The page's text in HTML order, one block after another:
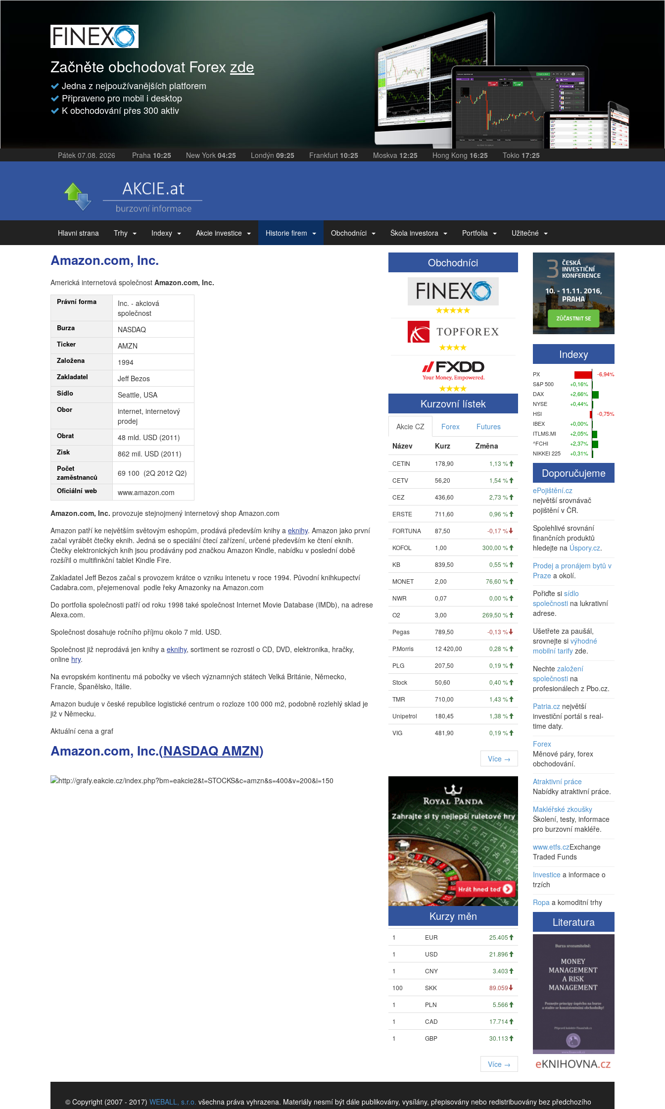
Začněte obchodovat Forex zde
Jedna z nejpoužívanějších platforem
Připraveno pro mobil i desktop
K obchodování přes 300 aktiv
Pátek 07.08. 2026 Praha 10:25 New York 04:25 Londýn 09:25 Frankfurt 10:25 Moskva 12:25 Hong Kong 16:25 Tokio 17:25
Hlavni strana Trhy Indexy Akcie investice Historie firem Obchodníci Škola investora Portfolia Užitečné
Amazon.com, Inc.
Americká internetová společnost Amazon.com, Inc.
Právní forma
Inc. - akciová
společnost
Burza NASDAQ
Ticker AMZN
Založena 1994
Zakladatel Jeff Bezos
Sídlo Seattle, USA
Obor
internet, internetový
prodej
Obrat 48 mld. USD (2011)
Zisk 862 mil. USD (2011)
Počet
zaměstnanců
69 100 (2Q 2012 Q2)
Oficiální web www.amazon.com
Amazon.com, Inc. provozuje stejnojmený internetový shop Amazon.com
Amazon patří ke největším světovým eshopům, prodává především knihy a eknihy. Amazon jako první
začal vyrábět čtečky eknih. Jedná se o speciální čtecí zařízení, určené především ke čtení eknih.
Čtečky elektronických knih jsou prodávány pod značkou Amazon Kindle, nabídku v poslední době
rozšířil o multifinkční tablet Kindle Fire.
Zakladatel Jeff Bezos začal s provozem krátce o vzniku intenetu v roce 1994. Původní knihkupectví
Cadabra.com, přejemenoval podle řeky Amazonky na Amazon.com
Do portfolia společnosti patří od roku 1998 také společnost Internet Movie Database (IMDb), na adrese
Alexa.com.
Společnost dosahuje ročního příjmu okolo 7 mld. USD.
Společnost již neprodává jen knihy a eknihy, sortiment se rozrostl o CD, DVD, elektronika, hračky,
online hry.
Na evropském kontinentu má pobočky ve všech významných státech Velká Británie, Německo,
Francie, Španělsko, Itálie.
Amazon buduje v české republice logistické centrum o rozloze 100 000 m2, podobně rozlehlý sklad je
již v Německu.
Aktuální cena a graf
Amazon.com, Inc.(NASDAQ AMZN)
Obchodníci
Kurzovní lístek
Akcie CZ Forex
Futures
Název
Kurz Změna
CETIN 178,90
1,13 %
CETV
56,20
1,54 %
CEZ
436,60
2,73 %
ERSTE
711,60
0,96 %
FORTUNA
87,50
-0,17 %
KOFOL
1,00
300,00 %
KB
839,50
0,55 %
MONET
2,00
76,60 %
NWR
0,07
0,00 %
O2
3,00
269,50 %
Pegas
789,50
-0,13 %
P.Morris
12 420,00
0,28 %
PLG
207,50
0,19 %
Stock
50,60
0,40 %
TMR
710,00
1,43 %
Unipetrol
180,45
1,38 %
VIG
481,90 0,19 %
Více →
Kurzy měn
1 EUR
25.405
1
USD
21.896
1
CNY
3.403
100
SKK
89.059
1
PLN
5.566
1
CAD
17.714
1
GBP 30.113
Více →
Indexy
PX
S&P 500
DAX
NYSE
HSI
IBEX
ITLMS.MI
^FCHI
NIKKEI 225
-6,94%
+0,16%
+2,66%
+0,44%
-0,75%
+0,00%
+2,05%
+2,37%
+0,31%
Doporučujeme
ePojištění.cz
největší srovnávač
pojištění v ČR.
Spolehlivé srovnání
finančních produktů
hledejte na Úspory.cz.
Prodej a pronájem bytů v
Praze a okolí.
Pořiďte si sídlo
společnosti na lukrativní
adrese.
Ušetřete za paušál,
srovnejte si výhodné
mobilní tarify zde.
Nechte založení
společnosti na
profesionálech z Pbo.cz.
Patria.cz největší
investiční portál s real-
time daty.
Forex
Měnové páry, forex
obchodování.
Atraktivní práce
Nabídky atraktivní práce.
Makléřské zkoušky
Školení, testy, informace
pro burzovní makléře.
www.etfs.czExchange
Traded Funds
Investice a informace o
trzích
Ropa a komoditní trhy
Literatura
© Copyright (2007 - 2017) WEBALL, s.r.o. všechna práva vyhrazena. Materiály nesmí být dále publikovány, vysílány, přepisovány nebo redistribuovány bez předchozího